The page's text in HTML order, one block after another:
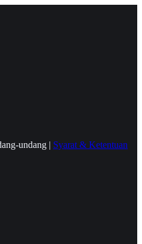
undang | Syarat & Ketentuan